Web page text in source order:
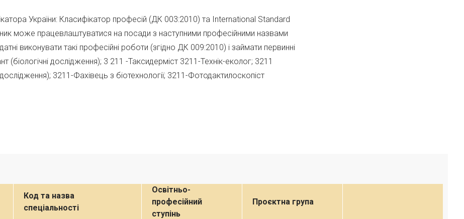
України: Класифікатор професій (ДК 003:2010) та International Standard
може працевлаштуватися на посади з наступними професійними назвами
виконувати такі професійні роботи (згідно ДК 009:2010) і займати первинні
(біологічні дослідження); 3 211 -Таксидерміст 3211-Технік-еколог; 3211
3211-Фахівець з біотехнології; 3211-Фотодактилоскопіст
Код та назва
спеціальності
Освітньо-
професійний
ступінь
Проєктна група